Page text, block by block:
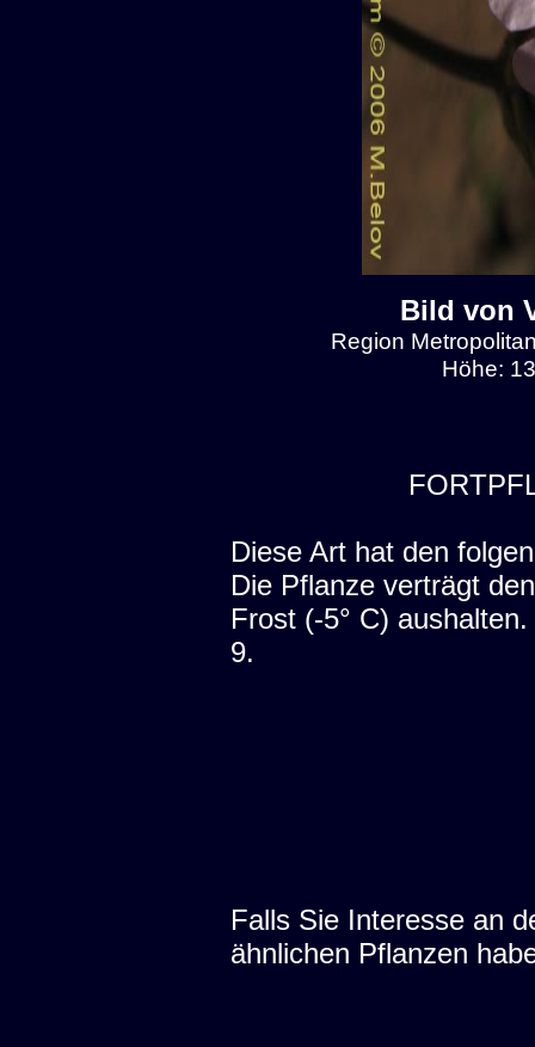
Bild von
Region
Höhe:
Diese Art hat den
Die Pflanze verträgt
Frost (-5° C)
9.
Falls Sie Interesse an
ähnlichen Pflanzen